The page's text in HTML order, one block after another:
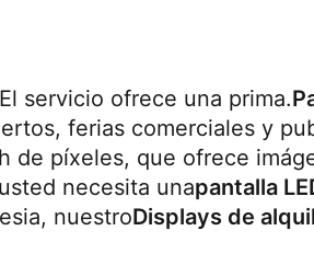
El servicio ofrece una prima.
ferias comerciales y
de píxeles, que ofrece
necesita unapantalla
nuestroDisplays de